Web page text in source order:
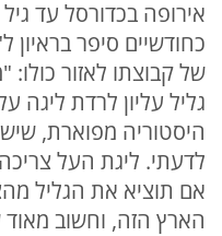
כחודשיים סיפר
של קבוצתו לאזור
גליל עליון לרדת ליגה
היסטוריה מפוארת,
לדעתי. ליגת העל צריכה
אם תוציא את הגליל
הארץ הזה, וחשוב